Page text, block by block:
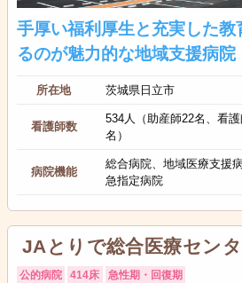
手厚い福利厚生と充実した教
るのが魅力的な地域支援病院
所在地 茨城県日立市
看護師数
534人（助産師22名、看
名）
病院機能
総合病院、地域医療支援
急指定病院
JAとりで総合医療セン
公的病院 414床 急性期・回復期